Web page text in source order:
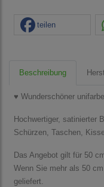
teilen
Beschreibung
♥ Wunderschöner
Hochwertiger, satinierter
Schürzen, Taschen,
Das Angebot gilt für 50
Wenn Sie mehr als 50
geliefert.